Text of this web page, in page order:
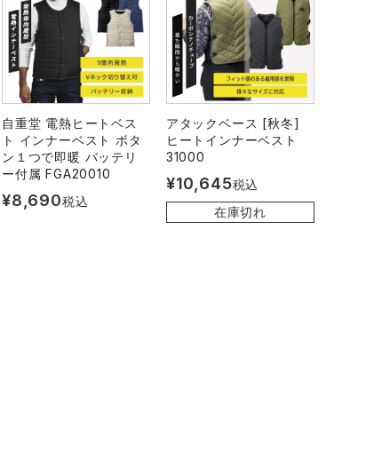
自重堂 電熱ヒートベス
ト インナーベスト ボタ
ン１つで即暖 バッテリ
ー付属 FGA20010
¥8,690税込
アタックベース [秋冬]
ヒートインナーベスト
31000
¥10,645税込
在庫切れ